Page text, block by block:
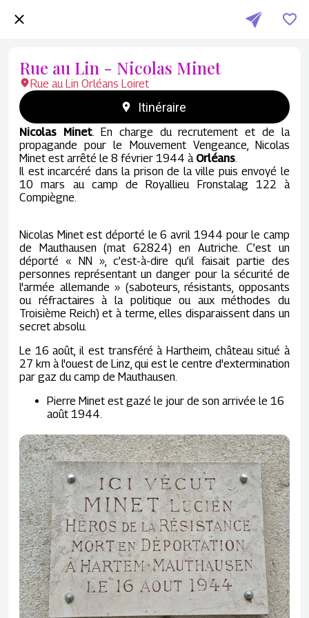
Rue au Lin - Nicolas Minet
Rue au Lin Orléans Loiret
Itinéraire
Nicolas Minet. En charge du recrutement et de la
propagande pour le Mouvement Vengeance, Nicolas
Minet est arrêté le 8 février 1944 àOrléans.
Il est incarcéré dans la prison de la ville puis envoyé le
10 mars au camp de Royallieu Fronstalag 122 à
Compiègne.
Nicolas Minet est déporté le 6 avril 1944 pour le camp
de Mauthausen (mat 62824) en Autriche. C’est un
déporté « NN », c’est-à-dire qu’il faisait partie des
personnes représentant un danger pour la sécurité de
l'armée allemande » (saboteurs, résistants, opposants
ou réfractaires à la politique ou aux méthodes du
Troisième Reich) et à terme, elles disparaissent dans un
secret absolu.
Le 16 août, il est transféré à Hartheim, château situé à
27 km à l'ouest de Linz, qui est le centre d'extermination
par gaz du camp de Mauthausen.
Pierre Minet est gazé le jour de son arrivée le 16
août 1944.